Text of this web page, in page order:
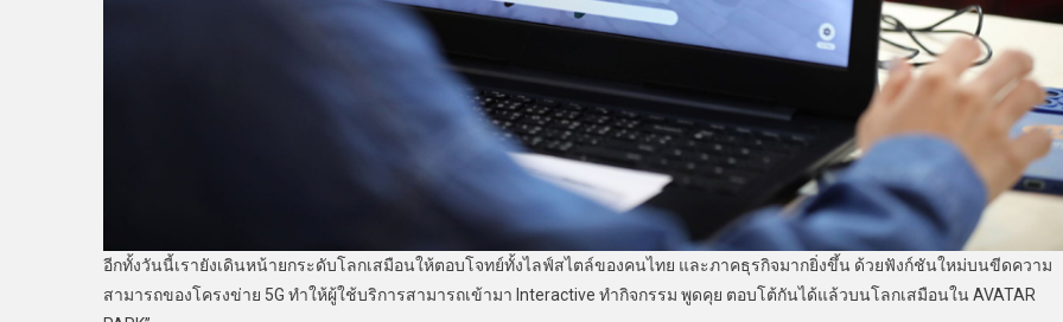
อีกทั้งวันนี้เรายังเดินหน้ายกระดับโลกเสมือนให้ตอบโจทย์ทั้งไลฟ์สไตล์ของคนไทย และภาคธุรกิจมากยิ่งขึ้น ด้วยฟังก์ชันใหม่บนขีดความ
สามารถของโครงข่าย 5G ทำให้ผู้ใช้บริการสามารถเข้ามา Interactive ทำกิจกรรม พูดคุย ตอบโต้กันได้แล้วบนโลกเสมือนใน AVATAR